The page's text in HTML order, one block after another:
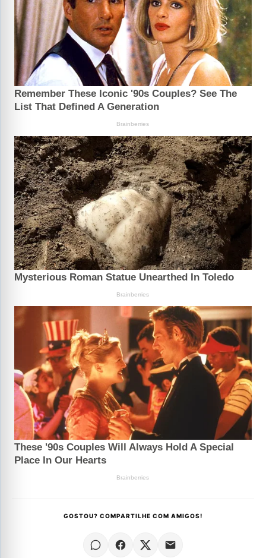
GOSTOU? COMPARTILHE COM AMIGOS!